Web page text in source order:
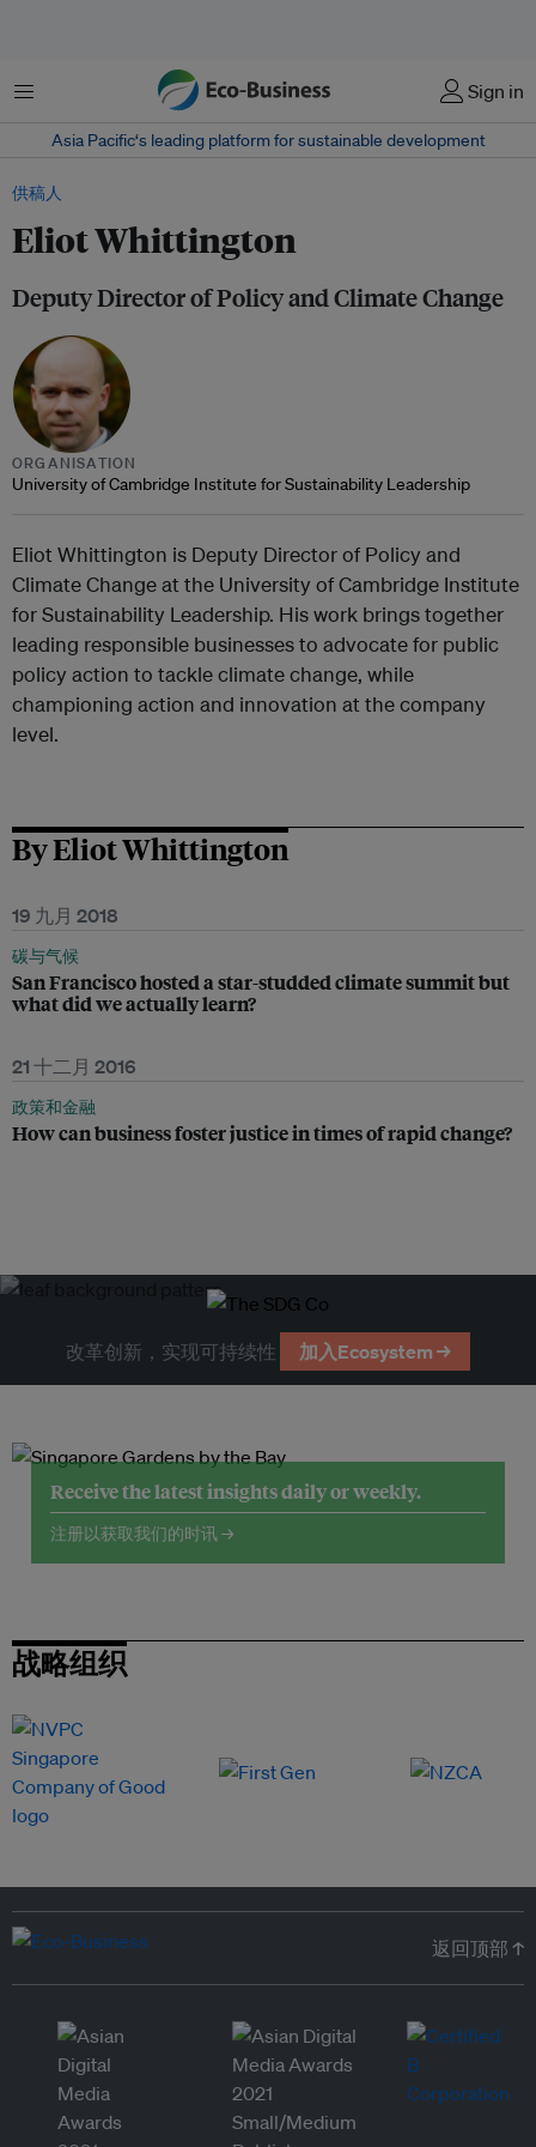
菜单 Sign in
Asia Pacific‘s leading platform for sustainable development
供稿人
Eliot Whittington
Deputy Director of Policy and Climate Change
ORGANISATION
University of Cambridge Institute for Sustainability Leadership
Eliot Whittington is Deputy Director of Policy and
Climate Change at the University of Cambridge Institute
for Sustainability Leadership. His work brings together
leading responsible businesses to advocate for public
policy action to tackle climate change, while
championing action and innovation at the company
level.
By Eliot Whittington
19 九月 2018
碳与气候
San Francisco hosted a star-studded climate summit but
what did we actually learn?
21 十二月 2016
政策和金融
How can business foster justice in times of rapid change?
改革创新，实现可持续性 加入Ecosystem →
Receive the latest insights daily or weekly.
注册以获取我们的时讯 →
战略组织
返回顶部 ↑